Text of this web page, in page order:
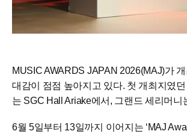
MUSIC AWARDS JAPAN 2026(MAJ)가
대감이 점점 높아지고 있다. 첫 개최지였
는 SGC Hall Ariake에서, 그랜드 세리머
6월 5일부터 13일까지 이어지는 ‘MAJ